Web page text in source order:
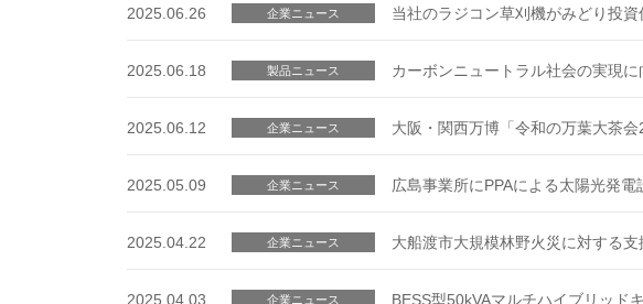
2025.06.26 企業ニュース 当社のラジコン草刈機がみどり投
2025.06.18 製品ニュース カーボンニュートラル社会の実現
2025.06.12 企業ニュース 大阪・関西万博「令和の万葉大茶
2025.05.09 企業ニュース 広島事業所にPPAによる太陽光発電
2025.04.22 企業ニュース 大船渡市大規模林野火災に対する支
2025.04.03 企業ニュース
BESS型50kVAマルチハイブリッド